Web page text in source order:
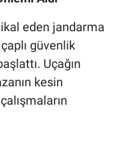
eden jandarma
güvenlik
Uçağın
kesin